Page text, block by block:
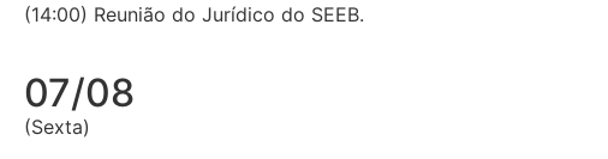
(14:00) Reunião do Jurídico do SEEB.
07/08
(Sexta)